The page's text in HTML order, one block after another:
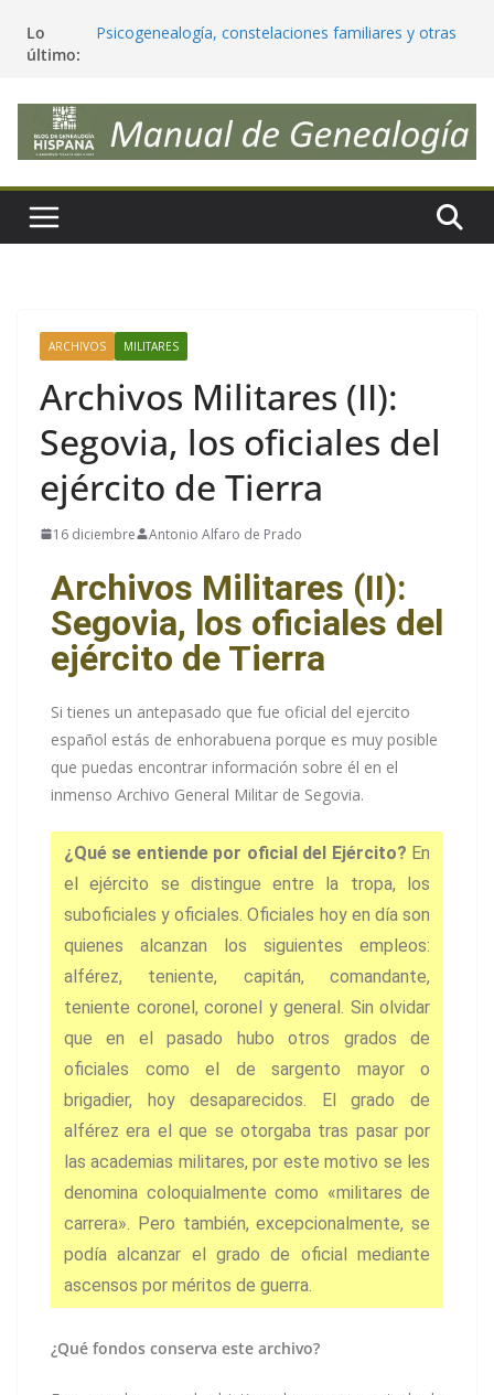
Lo
último:
Psicogenealogía, constelaciones familiares y otras
reflejen realmente nuestra genética?
Antepasados genéticos, trazables y significativos
Tendencias en Genealogía (julio 2026) ¿las sigues?
Estimaciones étnicas de ADN vs nuestra
genealogía, ¿sorpresas e incongruencias?
ARCHIVOS MILITARES
Archivos Militares (II):
Segovia, los oficiales del
ejército de Tierra
16 diciembre Antonio Alfaro de Prado
Archivos Militares (II):
Segovia, los oficiales del
ejército de Tierra
Si tienes un antepasado que fue oficial del ejercito
español estás de enhorabuena porque es muy posible
que puedas encontrar información sobre él en el
inmenso Archivo General Militar de Segovia.
¿Qué se entiende por oficial del Ejército? En
el ejército se distingue entre la tropa, los
suboficiales y oficiales. Oficiales hoy en día son
quienes alcanzan los siguientes empleos:
alférez, teniente, capitán, comandante,
teniente coronel, coronel y general. Sin olvidar
que en el pasado hubo otros grados de
oficiales como el de sargento mayor o
brigadier, hoy desaparecidos.
El grado de
alférez era el que se otorgaba tras pasar por
las academias militares, por este motivo se les
denomina coloquialmente como «militares de
carrera». Pero también, excepcionalmente, se
podía alcanzar el grado de oficial mediante
ascensos por méritos de guerra.
¿Qué fondos conserva este archivo?